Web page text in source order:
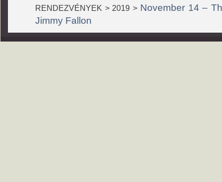
RENDEZVÉNYEK > 2019 >November 14 –
Jimmy Fallon